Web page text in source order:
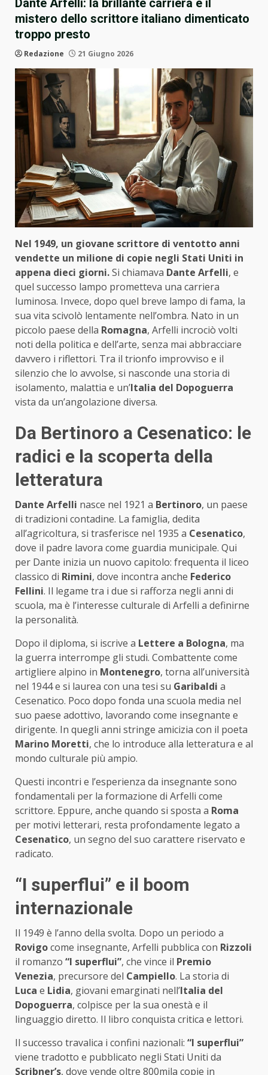
Dante Arfelli: la brillante carriera e il
mistero dello scrittore italiano dimenticato
troppo presto
Redazione 21 Giugno 2026
Nel 1949, un giovane scrittore di ventotto anni
vendette un milione di copie negli Stati Uniti in
appena dieci giorni.Si chiamava Dante Arfelli, e
quel successo lampo prometteva una carriera
luminosa. Invece, dopo quel breve lampo di fama, la
sua vita scivolò lentamente nell’ombra. Nato in un
piccolo paese della Romagna, Arfelli incrociò volti
noti della politica e dell’arte, senza mai abbracciare
davvero i riflettori. Tra il trionfo improvviso e il
silenzio che lo avvolse, si nasconde una storia di
isolamento, malattia e un’Italia del Dopoguerra
vista da un’angolazione diversa.
Da Bertinoro a Cesenatico: le
radici e la scoperta della
letteratura
Dante Arfelli nasce nel 1921 a Bertinoro, un paese
di tradizioni contadine. La famiglia, dedita
all’agricoltura, si trasferisce nel 1935 a Cesenatico,
dove il padre lavora come guardia municipale. Qui
per Dante inizia un nuovo capitolo: frequenta il liceo
classico di Rimini, dove incontra anche Federico
Fellini. Il legame tra i due si rafforza negli anni di
scuola, ma è l’interesse culturale di Arfelli a definirne
la personalità.
Dopo il diploma, si iscrive a Lettere a Bologna, ma
la guerra interrompe gli studi. Combattente come
artigliere alpino in Montenegro, torna all’università
nel 1944 e si laurea con una tesi su Garibaldi a
Cesenatico. Poco dopo fonda una scuola media nel
suo paese adottivo, lavorando come insegnante e
dirigente. In quegli anni stringe amicizia con il poeta
Marino Moretti, che lo introduce alla letteratura e al
mondo culturale più ampio.
Questi incontri e l’esperienza da insegnante sono
fondamentali per la formazione di Arfelli come
scrittore. Eppure, anche quando si sposta a Roma
per motivi letterari, resta profondamente legato a
Cesenatico, un segno del suo carattere riservato e
radicato.
“I superflui” e il boom
internazionale
Il 1949 è l’anno della svolta. Dopo un periodo a
Rovigocome insegnante, Arfelli pubblica con Rizzoli
il romanzo “I superflui”, che vince il Premio
Venezia, precursore del Campiello. La storia di
Luca e Lidia, giovani emarginati nell’Italia del
Dopoguerra, colpisce per la sua onestà e il
linguaggio diretto. Il libro conquista critica e lettori.
Il successo travalica i confini nazionali: “I superflui”
viene tradotto e pubblicato negli Stati Uniti da
Scribner’s, dove vende oltre 800mila copie in